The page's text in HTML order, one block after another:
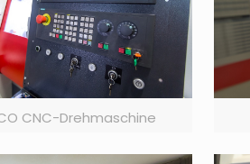
CNC-Drehmaschine